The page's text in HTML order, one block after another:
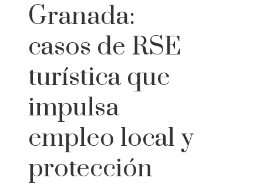
Granada:
casos de RSE
turística que
impulsa
empleo local y
protección